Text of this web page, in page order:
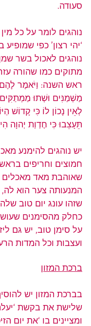
סעודה.
נוהגים לומר על כל
‘יהי רצון’ כפי שמופיע
נוהגים לאכול בשר
מתוקים כמו שהורה
ראש השנה: וַיֹּאמֶר
מַשְׁמַנִּים וּשְׁתוּ
לְאֵין נָכוֹן לוֹ כִּי קָדוֹשׁ
תֵּעָצֵבוּ כִּי חֶדְוַת יְהוָה
יש נוהגים להימנע
חמוצים וחריפים
שאוהבת מאד מאכלים
המנעותה צער הוא לה,
שזהו עונג יום טוב
כחלק מהסימנים
על סימן טוב, יש גם
ועצבות וכל המדות
ברכת המזון
בברכת המזון יש
שלישת את בקשת ‘יעלה
ומציינים בו ‘את יום